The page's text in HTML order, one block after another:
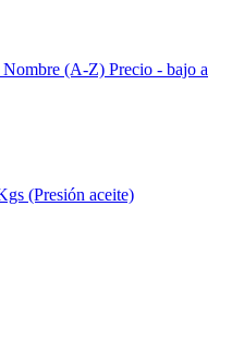
Nombre (A-Z) Precio - bajo a